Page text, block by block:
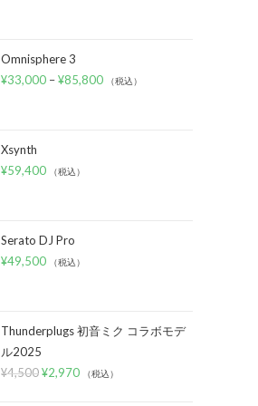
Omnisphere 3
¥33,000 –¥85,800 （税込）
Xsynth
¥59,400 （税込）
Serato DJ Pro
¥49,500 （税込）
Thunderplugs 初音ミク コラボモデ
ル2025
¥4,500¥2,970 （税込）